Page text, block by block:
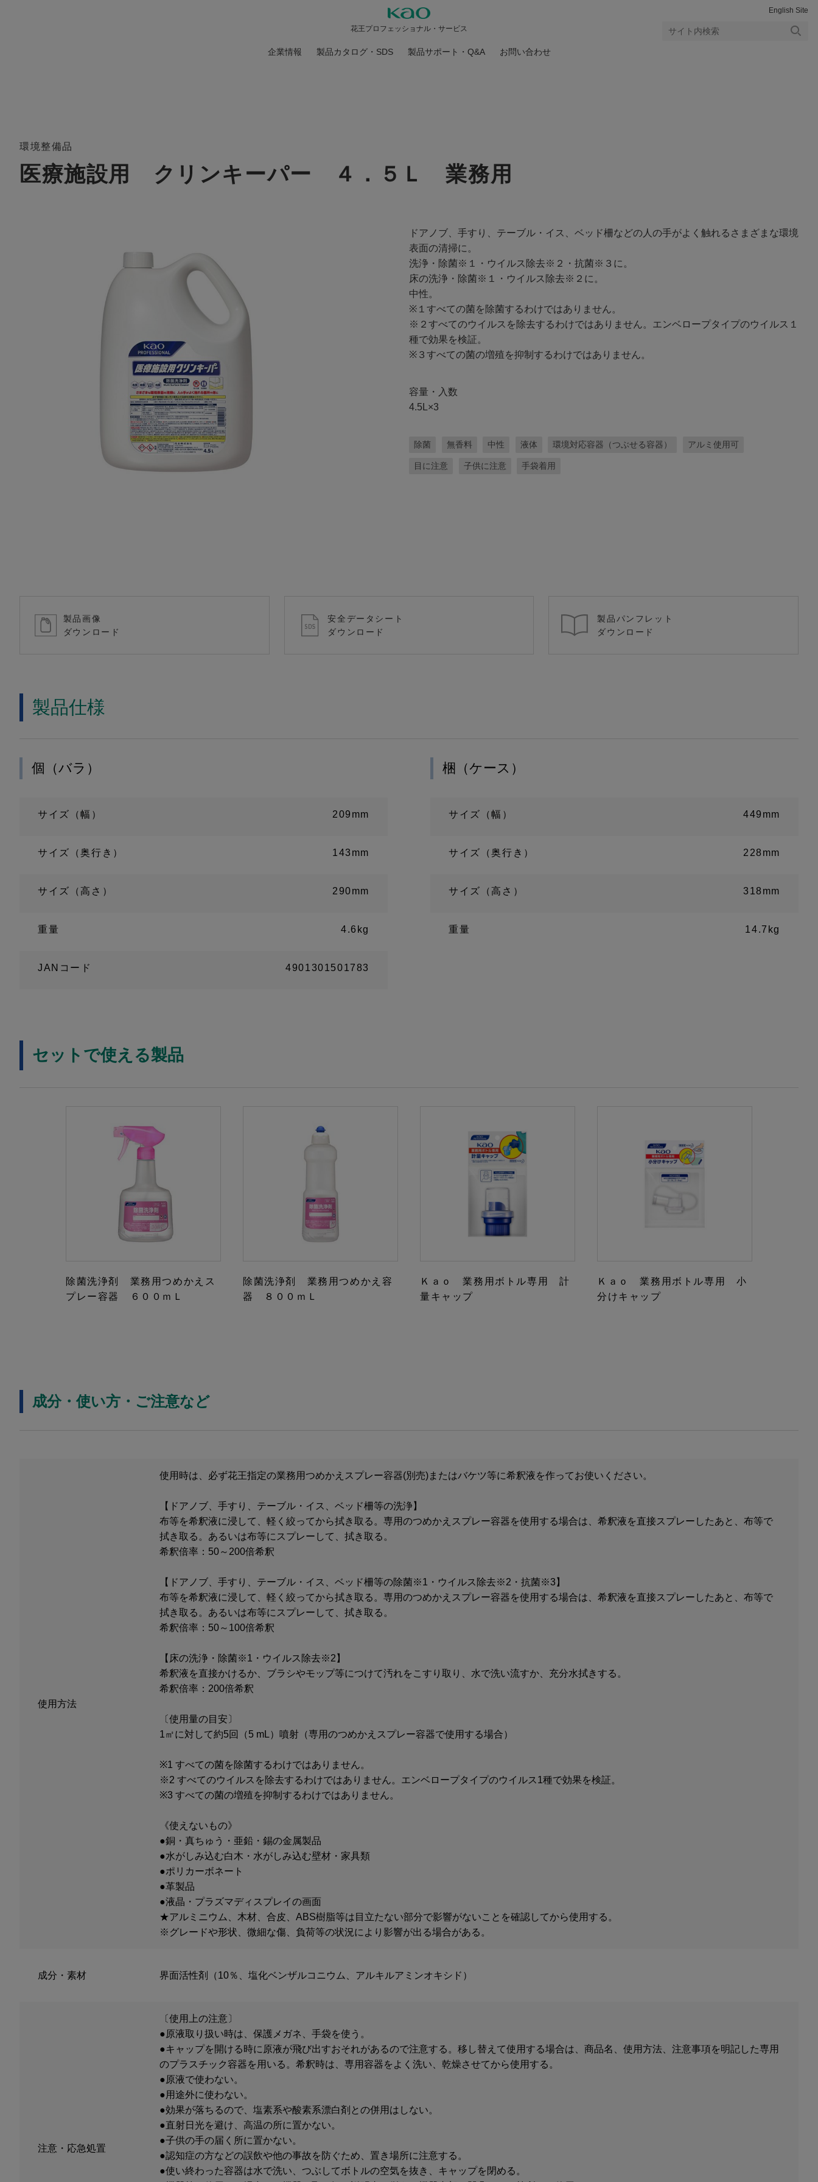
花王プロフェッショナル・サービス
English Site
企業情報 製品カタログ・SDS 製品サポート・Q&A お問い合わせ
環境整備品
医療施設用 クリンキーパー ４．５Ｌ 業務用
ドアノブ、手すり、テーブル・イス、ベッド柵などの人の手がよく触れるさまざまな環境
表面の清掃に。
洗浄・除菌※１・ウイルス除去※２・抗菌※３に。
床の洗浄・除菌※１・ウイルス除去※２に。
中性。
※１すべての菌を除菌するわけではありません。
※２すべてのウイルスを除去するわけではありません。エンベロープタイプのウイルス１
種で効果を検証。
※３すべての菌の増殖を抑制するわけではありません。
容量・入数
4.5L×3
除菌 無香料 中性 液体 環境対応容器（つぶせる容器） アルミ使用可
目に注意 子供に注意 手袋着用
製品画像
ダウンロード
安全データシート
ダウンロード
製品パンフレット
ダウンロード
製品仕様
個（バラ）
サイズ（幅） 209mm
サイズ（奥行き） 143mm
サイズ（高さ） 290mm
重量 4.6kg
JANコード 4901301501783
梱（ケース）
サイズ（幅） 449mm
サイズ（奥行き） 228mm
サイズ（高さ） 318mm
重量 14.7kg
セットで使える製品
除菌洗浄剤 業務用つめかえス
プレー容器 ６００ｍＬ
除菌洗浄剤 業務用つめかえ容
器 ８００ｍＬ
Ｋａｏ 業務用ボトル専用 計
量キャップ
Ｋａｏ 業務用ボトル専用 小
分けキャップ
成分・使い方・ご注意など
使用方法
使用時は、必ず花王指定の業務用つめかえスプレー容器(別売)またはバケツ等に希釈液を作ってお使いください。
【ドアノブ、手すり、テーブル・イス、ベッド柵等の洗浄】
布等を希釈液に浸して、軽く絞ってから拭き取る。専用のつめかえスプレー容器を使用する場合は、希釈液を直接スプレーしたあと、布等で
拭き取る。あるいは布等にスプレーして、拭き取る。
希釈倍率：50～200倍希釈
【ドアノブ、手すり、テーブル・イス、ベッド柵等の除菌※1・ウイルス除去※2・抗菌※3】
布等を希釈液に浸して、軽く絞ってから拭き取る。専用のつめかえスプレー容器を使用する場合は、希釈液を直接スプレーしたあと、布等で
拭き取る。あるいは布等にスプレーして、拭き取る。
希釈倍率：50～100倍希釈
【床の洗浄・除菌※1・ウイルス除去※2】
希釈液を直接かけるか、ブラシやモップ等につけて汚れをこすり取り、水で洗い流すか、充分水拭きする。
希釈倍率：200倍希釈
〔使用量の目安〕
1㎡に対して約5回（5 mL）噴射（専用のつめかえスプレー容器で使用する場合）​
※1 すべての菌を除菌するわけではありません。
※2 すべてのウイルスを除去するわけではありません。エンベロープタイプのウイルス1種で効果を検証。
※3 すべての菌の増殖を抑制するわけではありません。
《使えないもの》
●銅・真ちゅう・亜鉛・錫の金属製品
●水がしみ込む白木・水がしみ込む壁材・家具類
●ポリカーボネート
●革製品
●液晶・プラズマディスプレイの画面
★アルミニウム、木材、合皮、ABS樹脂等は目立たない部分で影響がないことを確認してから使用する。
※グレードや形状、微細な傷、負荷等の状況により影響が出る場合がある。
成分・素材 界面活性剤（10％、塩化ベンザルコニウム、アルキルアミンオキシド）
注意・応急処置
〔使用上の注意〕
●原液取り扱い時は、保護メガネ、手袋を使う。
●キャップを開ける時に原液が飛び出すおそれがあるので注意する。移し替えて使用する場合は、商品名、使用方法、注意事項を明記した専用
のプラスチック容器を用いる。希釈時は、専用容器をよく洗い、乾燥させてから使用する。
●原液で使わない。
●用途外に使わない。
●効果が落ちるので、塩素系や酸素系漂白剤との併用はしない。
●直射日光を避け、高温の所に置かない。
●子供の手の届く所に置かない。
●認知症の方などの誤飲や他の事故を防ぐため、置き場所に注意する。
●使い終わった容器は水で洗い、つぶしてボトルの空気を抜き、キャップを閉める。